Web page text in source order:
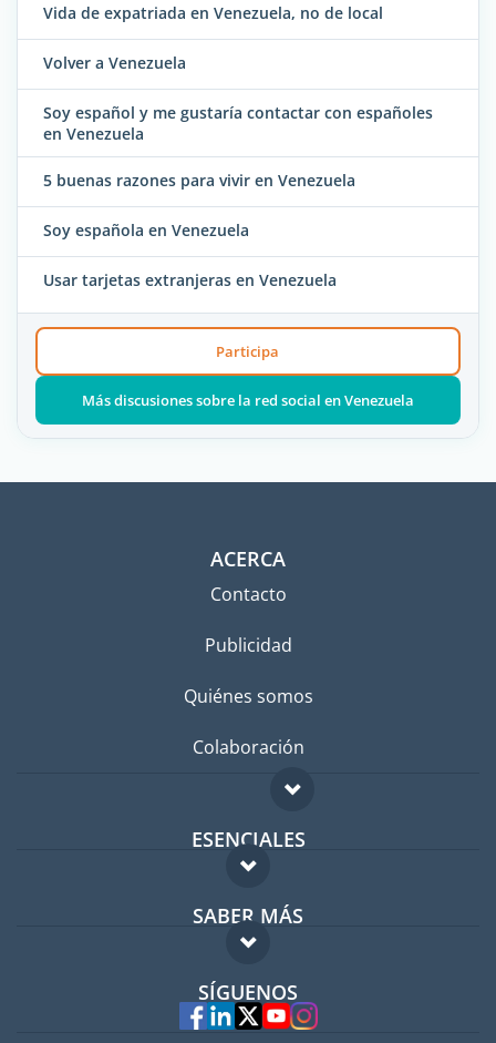
Vida de expatriada en Venezuela, no de local
Volver a Venezuela
Soy español y me gustaría contactar con españoles
en Venezuela
5 buenas razones para vivir en Venezuela
Soy española en Venezuela
Usar tarjetas extranjeras en Venezuela
Participa
Más discusiones sobre la red social en Venezuela
ACERCA
Contacto
Publicidad
Quiénes somos
Colaboración
ESENCIALES
Foro para expatriados
Guía para expatriados
Trabajos en el extranjero
SABER MÁS
FAQ
Expertos
SÍGUENOS